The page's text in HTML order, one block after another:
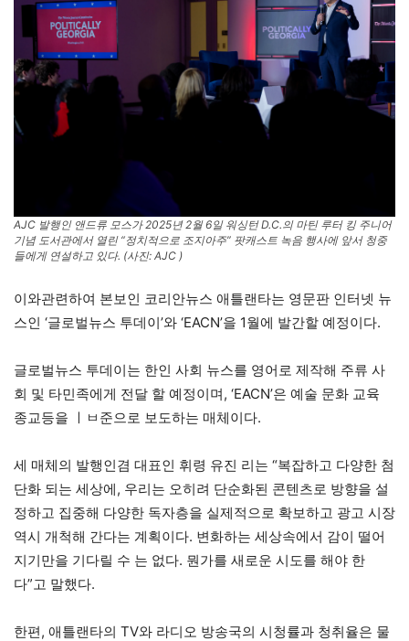
AJC 발행인 앤드류 모스가 2025년 2월 6일 워싱턴 D.C.의 마틴 루터 킹 주니어
기념 도서관에서 열린 “정치적으로 조지아주” 팟캐스트 녹음 행사에 앞서 청중
들에게 연설하고 있다. (사진: AJC )
이와관련하여 본보인 코리안뉴스 애틀랜타는 영문판 인터넷 뉴
스인 ‘글로벌뉴스 투데이’와 ‘EACN’을 1월에 발간할 예정이다.
글로벌뉴스 투데이는 한인 사회 뉴스를 영어로 제작해 주류 사
회 및 타민족에게 전달 할 예정이며, ‘EACN’은 예술 문화 교육
종교등을 ㅣㅂ준으로 보도하는 매체이다.
세 매체의 발행인겸 대표인 휘령 유진 리는 “복잡하고 다양한 첨
단화 되는 세상에, 우리는 오히려 단순화된 콘텐츠로 방향을 설
정하고 집중해 다양한 독자층을 실제적으로 확보하고 광고 시장
역시 개척해 간다는 계획이다. 변화하는 세상속에서 감이 떨어
지기만을 기다릴 수 는 없다. 뭔가를 새로운 시도를 해야 한
다”고 말했다.
한편, 애틀랜타의 TV와 라디오 방송국의 시청률과 청취율은 물